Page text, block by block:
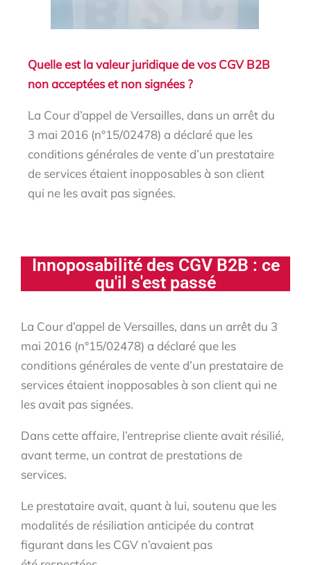
Quelle est la valeur juridique de vos CGV B2B
non acceptées et non signées ?
La Cour d’appel de Versailles, dans un arrêt du
3 mai 2016 (n°15/02478) a déclaré que les
conditions générales de vente d’un prestataire
de services étaient inopposables à son client
qui ne les avait pas signées.
Innoposabilité des CGV B2B : ce
qu'il s'est passé​
La Cour d’appel de Versailles, dans un arrêt du 3
mai 2016 (n°15/02478) a déclaré que les
conditions générales de vente d’un prestataire de
services étaient inopposables à son client qui ne
les avait pas signées.
Dans cette affaire, l’entreprise cliente avait résilié,
avant terme, un contrat de prestations de
services.
Le prestataire avait, quant à lui, soutenu que les
modalités de résiliation anticipée du contrat
figurant dans les CGV n’avaient pas